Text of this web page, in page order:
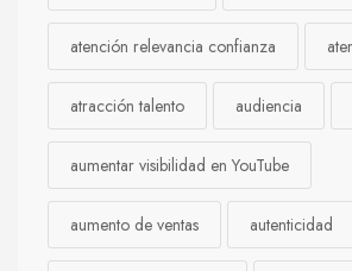
atención relevancia confianza
atracción talento audiencia
aumentar visibilidad en YouTube
aumento de ventas autenticidad